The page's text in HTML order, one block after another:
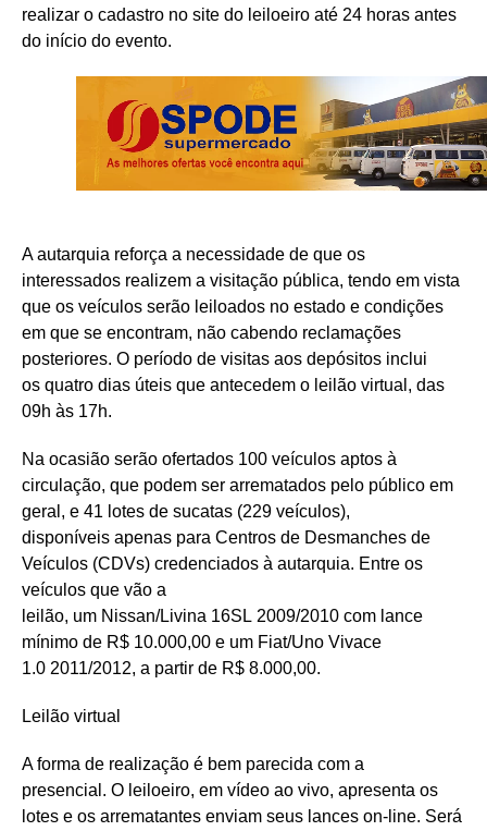
realizar o cadastro no site do leiloeiro até 24 horas antes
do início do evento.
A autarquia reforça a necessidade de que os
interessados realizem a visitação pública, tendo em vista
que os veículos serão leiloados no estado e condições
em que se encontram, não cabendo reclamações
posteriores. O período de visitas aos depósitos inclui
os quatro dias úteis que antecedem o leilão virtual, das
09h às 17h.
Na ocasião serão ofertados 100 veículos aptos à
circulação, que podem ser arrematados pelo público em
geral, e 41 lotes de sucatas (229 veículos),
disponíveis apenas para Centros de Desmanches de
Veículos (CDVs) credenciados à autarquia. Entre os
veículos que vão a
leilão, um Nissan/Livina 16SL 2009/2010 com lance
mínimo de R$ 10.000,00 e um Fiat/Uno Vivace
1.0 2011/2012, a partir de R$ 8.000,00.
Leilão virtual
A forma de realização é bem parecida com a
presencial. O leiloeiro, em vídeo ao vivo, apresenta os
lotes e os arrematantes enviam seus lances on-line. Será